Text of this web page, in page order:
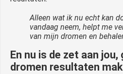
Alleen wat ik nu echt kan
vandaag neem, helpt me
van mijn dromen en
En nu is de zet aan jou,
dromen resultaten